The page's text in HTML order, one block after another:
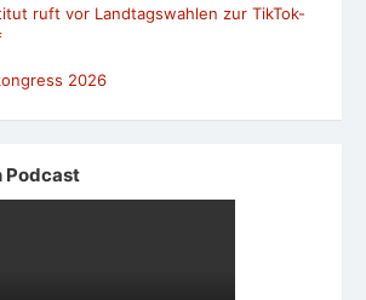
ruft vor Landtagswahlen zur TikTok-
2026
Podcast